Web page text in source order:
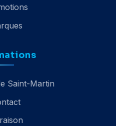
Saint-Martin